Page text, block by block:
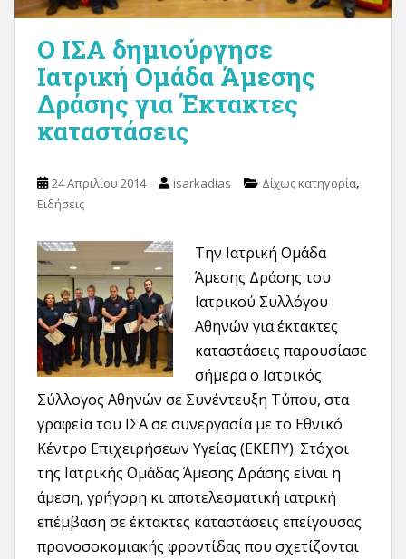
Ο ΙΣΑ δημιούργησε
Ιατρική Ομάδα Άμεσης
Δράσης για Έκτακτες
καταστάσεις
24 Απριλίου 2014 isarkadias Δίχως κατηγορία,
Ειδήσεις
Την Ιατρική Ομάδα
Άμεσης Δράσης του
Ιατρικού Συλλόγου
Αθηνών για έκτακτες
καταστάσεις παρουσίασε
σήμερα ο Ιατρικός
Σύλλογος Αθηνών σε Συνέντευξη Τύπου, στα
γραφεία του ΙΣΑ σε συνεργασία με το Εθνικό
Κέντρο Επιχειρήσεων Υγείας (ΕΚΕΠΥ). Στόχοι
της Ιατρικής Ομάδας Άμεσης Δράσης είναι η
άμεση, γρήγορη κι αποτελεσματική ιατρική
επέμβαση σε έκτακτες καταστάσεις επείγουσας
προνοσοκομιακής φροντίδας που σχετίζονται